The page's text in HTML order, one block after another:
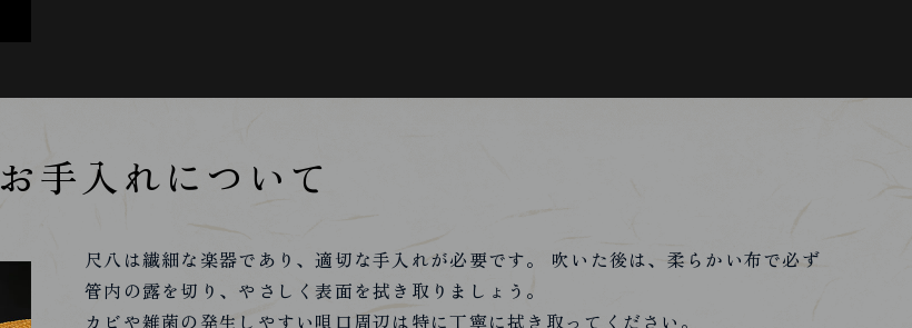
お手入れについて
尺八は繊細な楽器であり、適切な手入れが必要です。 吹いた後は、柔らかい布で必ず
管内の露を切り、やさしく表面を拭き取りましょう。
カビや雑菌の発生しやすい唄口周辺は特に丁寧に拭き取ってください。